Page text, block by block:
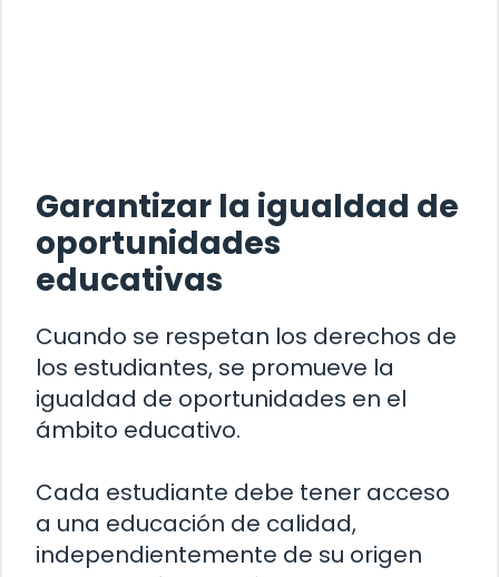
Garantizar la igualdad de
oportunidades
educativas
Cuando se respetan los derechos de
los estudiantes, se promueve la
igualdad de oportunidades en el
ámbito educativo.
Cada estudiante debe tener acceso
a una educación de calidad,
independientemente de su origen